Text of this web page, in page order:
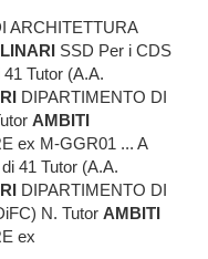
ARCHITETTURA
SSD Per i CDS
Tutor (A.A.
DIPARTIMENTO DI
AMBITI
ex M-GGR01 ... A
41 Tutor (A.A.
DIPARTIMENTO DI
N. Tutor AMBITI
ex